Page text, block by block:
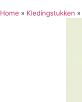
Home » Kledingstukken »